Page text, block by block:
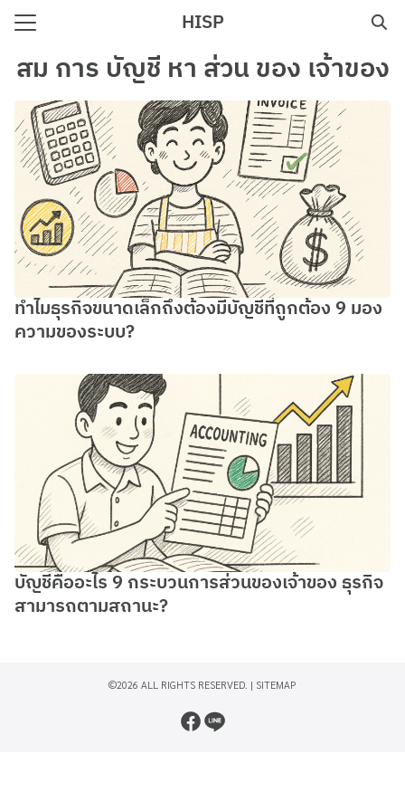
Skip
HISP
for:
สม การ บัญชี หา ส่วน ของ เจ้าของ
ทำไมธุรกิจขนาดเล็กถึงต้องมีบัญชีที่ถูกต้อง 9 มอง
ความของระบบ?
บัญชีคืออะไร 9 กระบวนการส่วนของเจ้าของ ธุรกิจ
สามารถตามสถานะ?
©2026 ALL RIGHTS RESERVED. | SITEMAP